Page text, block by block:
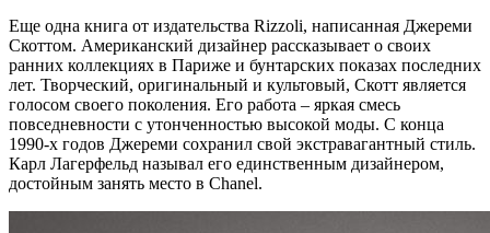
Еще одна книга от издательства Rizzoli, написанная Джереми
Скоттом. Американский дизайнер рассказывает о своих
ранних коллекциях в Париже и бунтарских показах последних
лет. Творческий, оригинальный и культовый, Скотт является
голосом своего поколения. Его работа – яркая смесь
повседневности с утонченностью высокой моды. С конца
1990-х годов Джереми сохранил свой экстравагантный стиль.
Карл Лагерфельд называл его единственным дизайнером,
достойным занять место в Chanel.